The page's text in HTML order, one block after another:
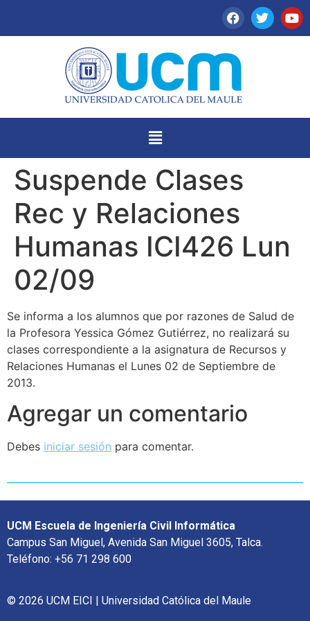
Suspende Clases
Rec y Relaciones
Humanas ICI426 Lun
02/09
Se informa a los alumnos que por razones de Salud de
la Profesora Yessica Gómez Gutiérrez, no realizará su
clases correspondiente a la asignatura de Recursos y
Relaciones Humanas el Lunes 02 de Septiembre de
2013.
Agregar un comentario
Debes iniciar sesión para comentar.
UCM Escuela de Ingeniería Civil Informática
Campus San Miguel, Avenida San Miguel 3605, Talca.
Teléfono: +56 71 298 600
© 2026 UCM EICI | Universidad Católica del Maule